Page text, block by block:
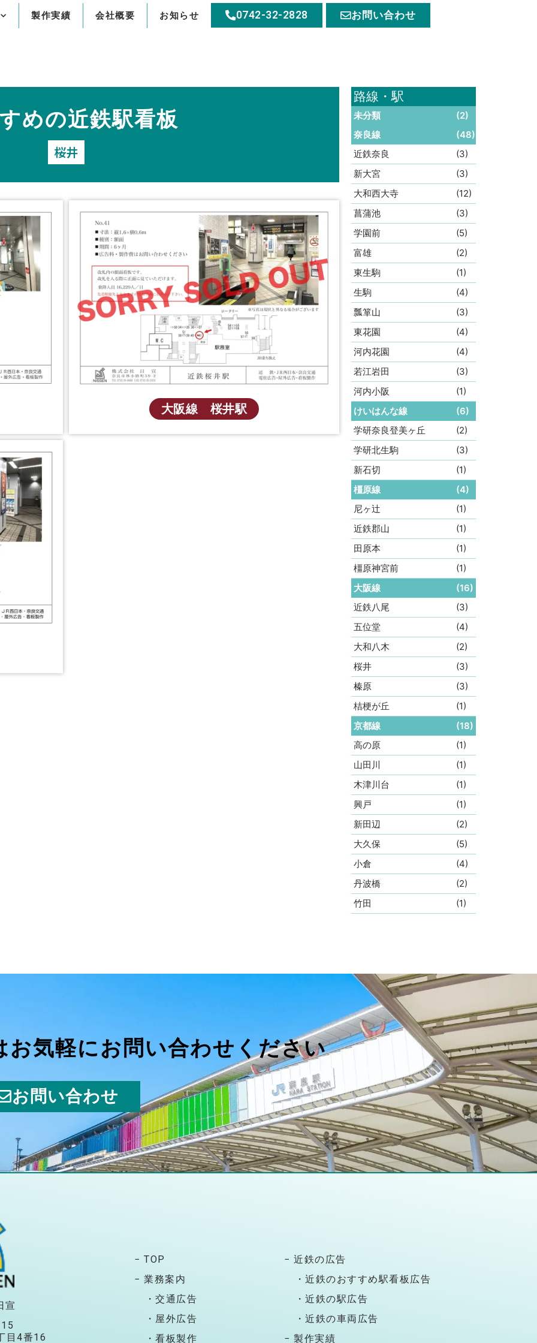
製作実績 会社概要 お知らせ 0742-32-2828 お問い合わせ
めの近鉄駅看板
桜井
大阪線 桜井駅
路線・駅
未分類
(2)
奈良線
(48)
近鉄奈良
(3)
新大宮
(3)
大和西大寺
(12)
菖蒲池
(3)
学園前
(5)
富雄
(2)
東生駒
(1)
生駒
(4)
瓢箪山
(3)
東花園
(4)
河内花園
(4)
若江岩田
(3)
河内小阪
(1)
けいはんな線
(6)
学研奈良登美ヶ丘
(2)
学研北生駒
(3)
新石切
(1)
橿原線
(4)
尼ヶ辻
(1)
近鉄郡山
(1)
田原本
(1)
橿原神宮前
(1)
大阪線
(16)
近鉄八尾
(3)
五位堂
(4)
大和八木
(2)
桜井
(3)
榛原
(3)
桔梗が丘
(1)
京都線
(18)
高の原
(1)
山田川
(1)
木津川台
(1)
興戸
(1)
新田辺
(2)
大久保
(5)
小倉
(4)
丹波橋
(2)
竹田
(1)
お気軽にお問い合わせください
お問い合わせ
宣
目4番16
− TOP
− 業務案内
・交通広告
・屋外広告
・看板製作
− 近鉄の広告
・近鉄のおすすめ駅看板広告
・近鉄の駅広告
・近鉄の車両広告
− 製作実績